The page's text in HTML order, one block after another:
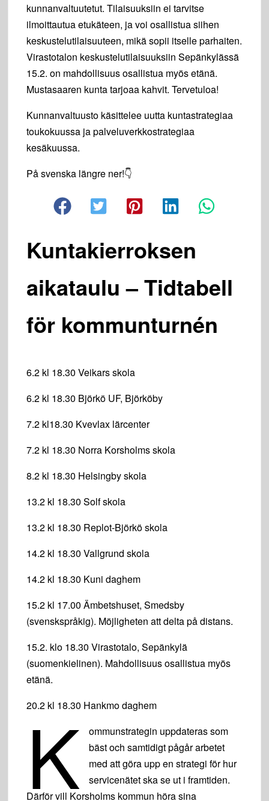
kunnanvaltuutetut. Tilaisuuksiin ei tarvitse
ilmoittautua etukäteen, ja voi osallistua siihen
keskustelutilaisuuteen, mikä sopii itselle parhaiten.
Virastotalon keskustelutilaisuuksiin Sepänkylässä
15.2. on mahdollisuus osallistua myös etänä.
Mustasaaren kunta tarjoaa kahvit. Tervetuloa!
Kunnanvaltuusto käsittelee uutta kuntastrategiaa
toukokuussa ja palveluverkkostrategiaa
kesäkuussa.
På svenska längre ner!👇
Kuntakierroksen
aikataulu – Tidtabell
för kommunturnén
6.2 kl 18.30 Veikars skola
6.2 kl 18.30 Björkö UF, Björköby
7.2 kl18.30 Kvevlax lärcenter
7.2 kl 18.30 Norra Korsholms skola
8.2 kl 18.30 Helsingby skola
13.2 kl 18.30 Solf skola
13.2 kl 18.30 Replot-Björkö skola
14.2 kl 18.30 Vallgrund skola
14.2 kl 18.30 Kuni daghem
15.2 kl 17.00 Ämbetshuset, Smedsby
(svenskspråkig). Möjligheten att delta på distans.
15.2. klo 18.30 Virastotalo, Sepänkylä
(suomenkielinen). Mahdollisuus osallistua myös
etänä.
20.2 kl 18.30 Hankmo daghem
K
ommunstrategin uppdateras som
bäst och samtidigt pågår arbetet
med att göra upp en strategi för hur
servicenätet ska se ut i framtiden.
Därför vill Korsholms kommun höra sina